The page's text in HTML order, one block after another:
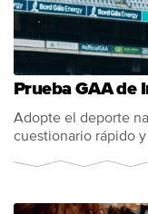
Prueba GAA de
Adopte el deporte
cuestionario rápido